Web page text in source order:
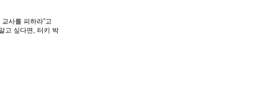
사를 피하라”고
고 싶다면, 터키 박